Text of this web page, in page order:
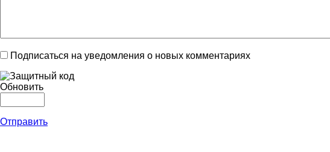
Подписаться на уведомления о новых комментариях
Обновить
Отправить